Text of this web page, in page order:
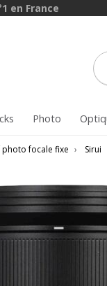
en France
Photo
focale fixe › Sirui
le code